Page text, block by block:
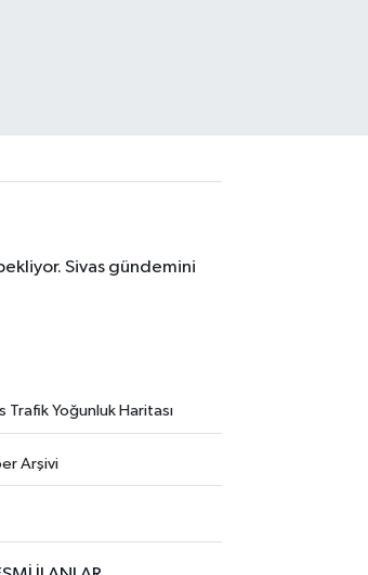
Sivas gündemini
Trafik Yoğunluk Haritası
Arşivi